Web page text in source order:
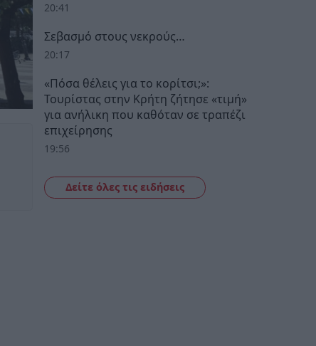
20:41
Σεβασμό στους νεκρούς…
20:17
«Πόσα θέλεις για το κορίτσι;»:
Τουρίστας στην Κρήτη ζήτησε «τιμή»
για ανήλικη που καθόταν σε τραπέζι
επιχείρησης
19:56
Δείτε όλες τις ειδήσεις